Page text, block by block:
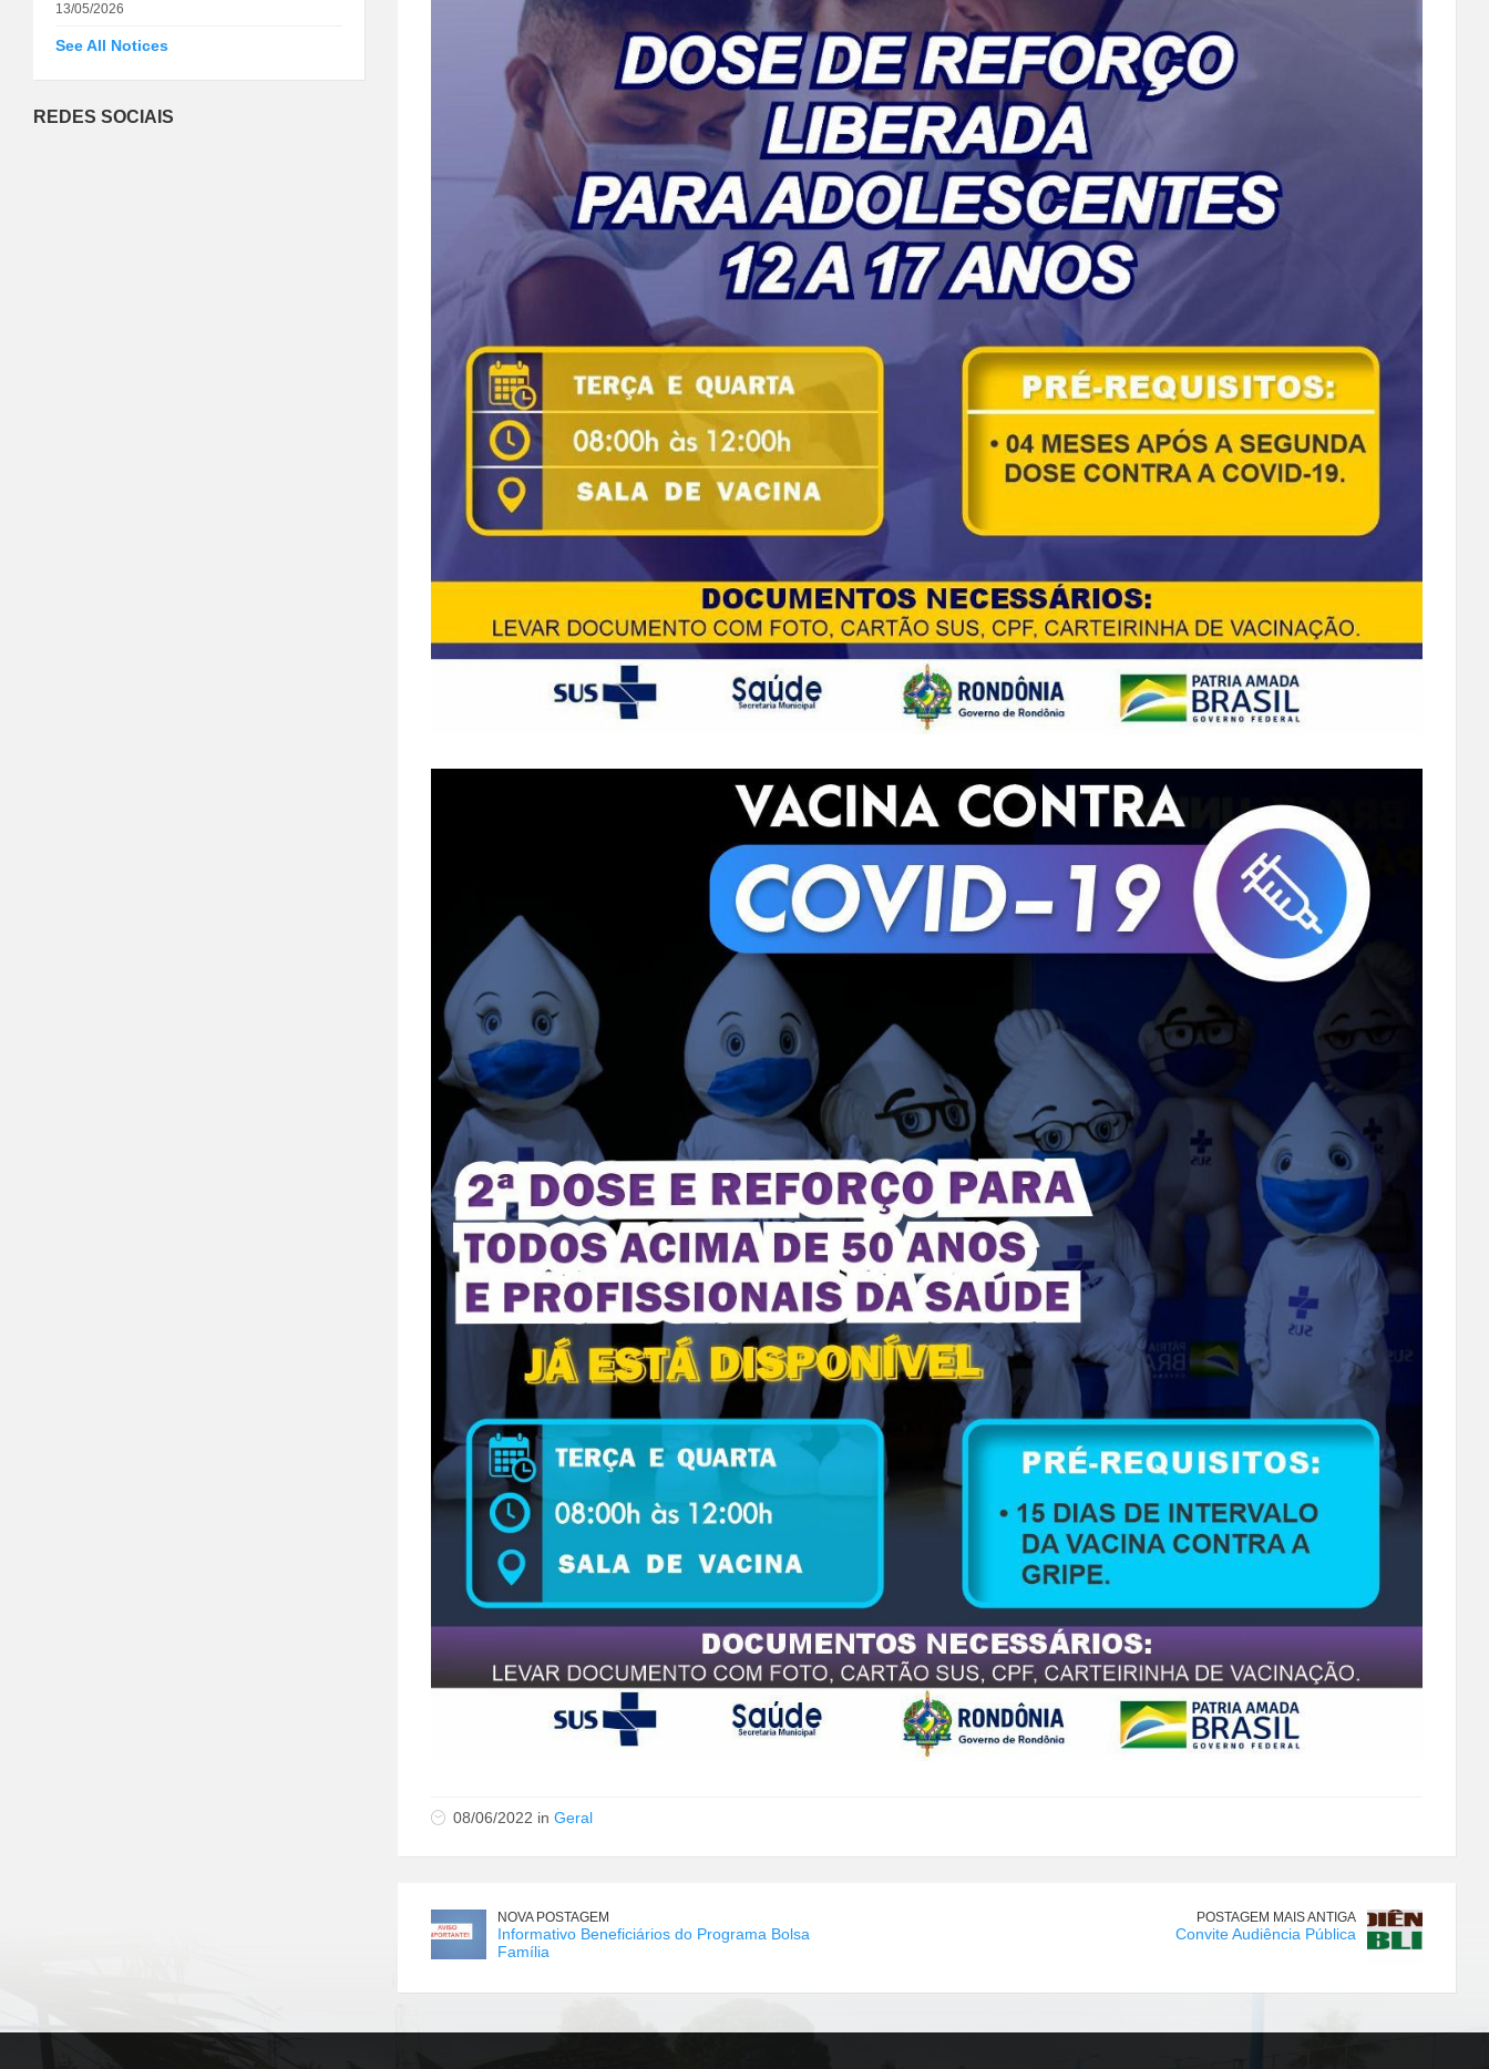
08/06/2022 in Geral
NOVA POSTAGEM
Informativo Beneficiários do Programa Bolsa
Família
POSTAGEM MAIS ANTIGA
Convite Audiência Pública
13/05/2026
See All Notices
REDES SOCIAIS